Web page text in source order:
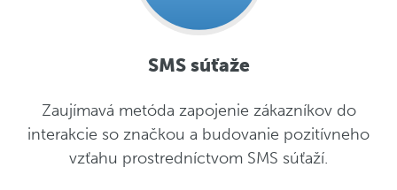
SMS súťaže
Zaujímavá metóda zapojenie zákazníkov do
interakcie so značkou a budovanie pozitívneho
vzťahu prostredníctvom SMS súťaží.